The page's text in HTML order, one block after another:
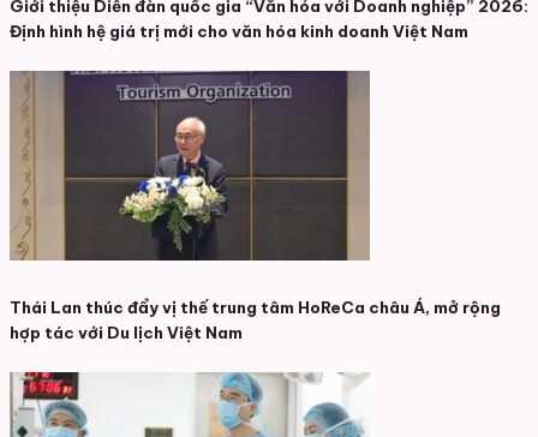
Giới thiệu Diễn đàn quốc gia “Văn hóa với Doanh nghiệp” 2026:
Định hình hệ giá trị mới cho văn hóa kinh doanh Việt Nam
Thái Lan thúc đẩy vị thế trung tâm HoReCa châu Á, mở rộng
hợp tác với Du lịch Việt Nam